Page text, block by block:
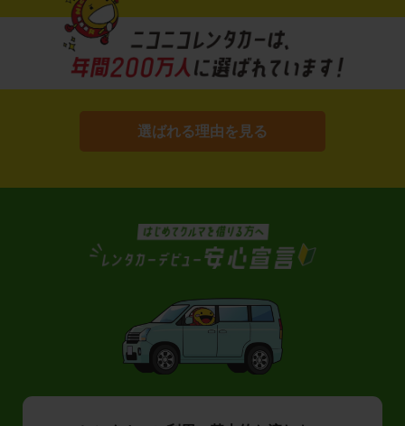
選ばれる理由を見る